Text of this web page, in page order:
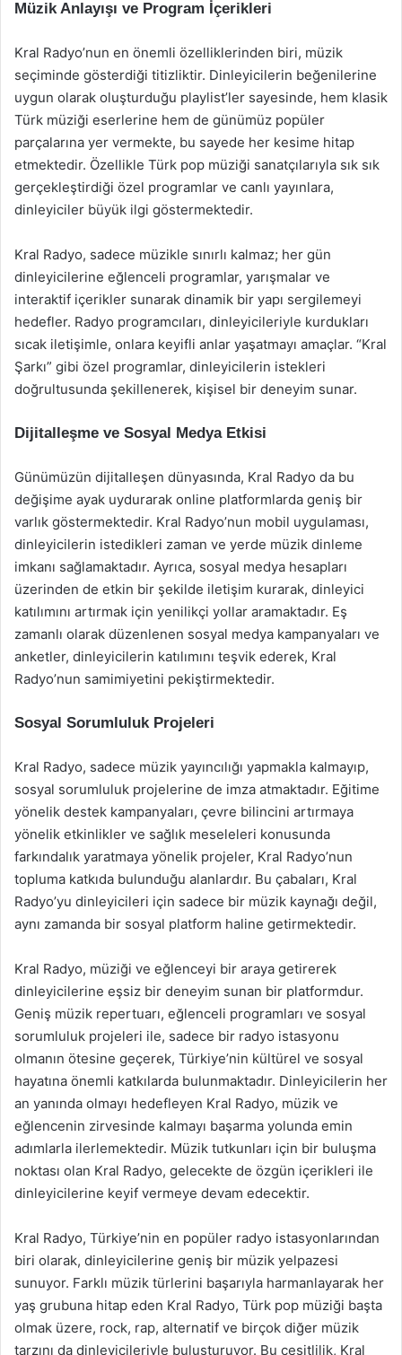
Müzik Anlayışı ve Program İçerikleri
Kral Radyo’nun en önemli özelliklerinden biri, müzik
seçiminde gösterdiği titizliktir. Dinleyicilerin beğenilerine
uygun olarak oluşturduğu playlist’ler sayesinde, hem klasik
Türk müziği eserlerine hem de günümüz popüler
parçalarına yer vermekte, bu sayede her kesime hitap
etmektedir. Özellikle Türk pop müziği sanatçılarıyla sık sık
gerçekleştirdiği özel programlar ve canlı yayınlara,
dinleyiciler büyük ilgi göstermektedir.
Kral Radyo, sadece müzikle sınırlı kalmaz; her gün
dinleyicilerine eğlenceli programlar, yarışmalar ve
interaktif içerikler sunarak dinamik bir yapı sergilemeyi
hedefler. Radyo programcıları, dinleyicileriyle kurdukları
sıcak iletişimle, onlara keyifli anlar yaşatmayı amaçlar. “Kral
Şarkı” gibi özel programlar, dinleyicilerin istekleri
doğrultusunda şekillenerek, kişisel bir deneyim sunar.
Dijitalleşme ve Sosyal Medya Etkisi
Günümüzün dijitalleşen dünyasında, Kral Radyo da bu
değişime ayak uydurarak online platformlarda geniş bir
varlık göstermektedir. Kral Radyo’nun mobil uygulaması,
dinleyicilerin istedikleri zaman ve yerde müzik dinleme
imkanı sağlamaktadır. Ayrıca, sosyal medya hesapları
üzerinden de etkin bir şekilde iletişim kurarak, dinleyici
katılımını artırmak için yenilikçi yollar aramaktadır. Eş
zamanlı olarak düzenlenen sosyal medya kampanyaları ve
anketler, dinleyicilerin katılımını teşvik ederek, Kral
Radyo’nun samimiyetini pekiştirmektedir.
Sosyal Sorumluluk Projeleri
Kral Radyo, sadece müzik yayıncılığı yapmakla kalmayıp,
sosyal sorumluluk projelerine de imza atmaktadır. Eğitime
yönelik destek kampanyaları, çevre bilincini artırmaya
yönelik etkinlikler ve sağlık meseleleri konusunda
farkındalık yaratmaya yönelik projeler, Kral Radyo’nun
topluma katkıda bulunduğu alanlardır. Bu çabaları, Kral
Radyo’yu dinleyicileri için sadece bir müzik kaynağı değil,
aynı zamanda bir sosyal platform haline getirmektedir.
Kral Radyo, müziği ve eğlenceyi bir araya getirerek
dinleyicilerine eşsiz bir deneyim sunan bir platformdur.
Geniş müzik repertuarı, eğlenceli programları ve sosyal
sorumluluk projeleri ile, sadece bir radyo istasyonu
olmanın ötesine geçerek, Türkiye’nin kültürel ve sosyal
hayatına önemli katkılarda bulunmaktadır. Dinleyicilerin her
an yanında olmayı hedefleyen Kral Radyo, müzik ve
eğlencenin zirvesinde kalmayı başarma yolunda emin
adımlarla ilerlemektedir. Müzik tutkunları için bir buluşma
noktası olan Kral Radyo, gelecekte de özgün içerikleri ile
dinleyicilerine keyif vermeye devam edecektir.
Kral Radyo, Türkiye’nin en popüler radyo istasyonlarından
biri olarak, dinleyicilerine geniş bir müzik yelpazesi
sunuyor. Farklı müzik türlerini başarıyla harmanlayarak her
yaş grubuna hitap eden Kral Radyo, Türk pop müziği başta
olmak üzere, rock, rap, alternatif ve birçok diğer müzik
tarzını da dinleyicileriyle buluşturuyor. Bu çeşitlilik, Kral